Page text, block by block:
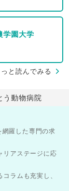
学園大学
っと読んでみる
う動物病院
羅した専門の求
リアステージに応
ラムも充実し、